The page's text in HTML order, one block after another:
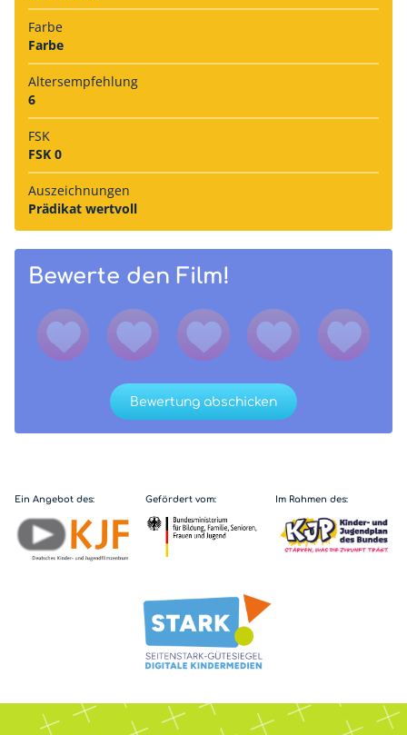
Farbe
Farbe
Alters­empfehlung
6
FSK
FSK 0
Auszeich­nungen
Prädikat wertvoll
Bewerte den Film!
Bewertung abschicken
Ein Angebot des: Gefördert vom: Im Rahmen des: